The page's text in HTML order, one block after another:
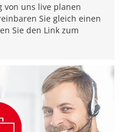
von uns live planen
Sie gleich einen
Sie den Link zum